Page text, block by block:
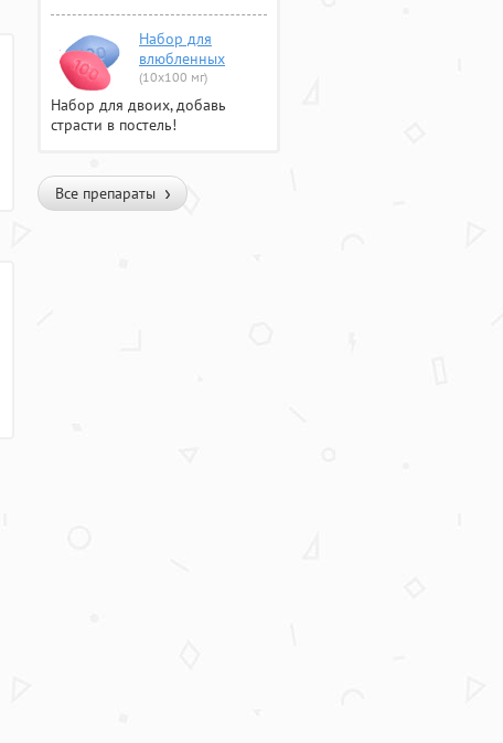
Набор для
влюбленных
(10х100 мг)
Набор для двоих, добавь
страсти в постель!
Все препараты